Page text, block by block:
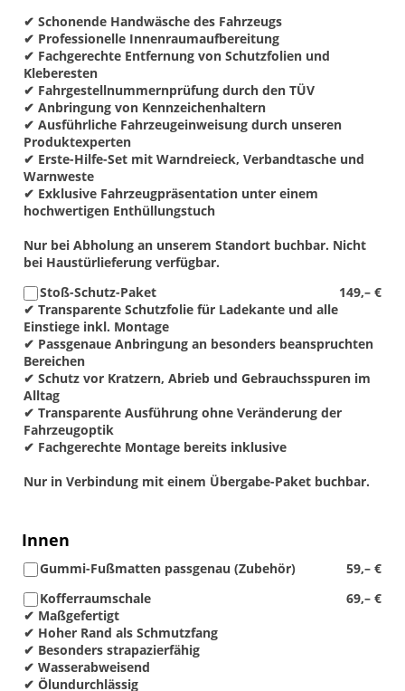
✔ Schonende Handwäsche des Fahrzeugs
✔ Professionelle Innenraumaufbereitung
✔ Fachgerechte Entfernung von Schutzfolien und
Kleberesten
✔ Fahrgestellnummernprüfung durch den TÜV
✔ Anbringung von Kennzeichenhaltern
✔ Ausführliche Fahrzeugeinweisung durch unseren
Produktexperten
✔ Erste-Hilfe-Set mit Warndreieck, Verbandtasche und
Warnweste
✔ Exklusive Fahrzeugpräsentation unter einem
hochwertigen Enthüllungstuch
Nur bei Abholung an unserem Standort buchbar. Nicht
bei Haustürlieferung verfügbar.
149,– €
Stoß-Schutz-Paket
✔ Transparente Schutzfolie für Ladekante und alle
Einstiege inkl. Montage
✔ Passgenaue Anbringung an besonders beanspruchten
Bereichen
✔ Schutz vor Kratzern, Abrieb und Gebrauchsspuren im
Alltag
✔ Transparente Ausführung ohne Veränderung der
Fahrzeugoptik
✔ Fachgerechte Montage bereits inklusive
Nur in Verbindung mit einem Übergabe-Paket buchbar.
Innen
59,– €
Gummi-Fußmatten passgenau (Zubehör)
69,– €
Kofferraumschale
✔ Maßgefertigt
✔ Hoher Rand als Schmutzfang
✔ Besonders strapazierfähig
✔ Wasserabweisend
✔ Ölundurchlässig